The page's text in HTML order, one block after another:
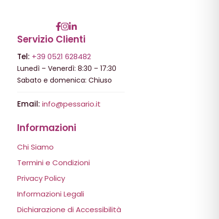
Servizio Clienti
Tel: +39 0521 628482
Lunedì – Venerdì: 8:30 – 17:30
Sabato e domenica: Chiuso
Email: info@pessario.it
Informazioni
Chi Siamo
Termini e Condizioni
Privacy Policy
Informazioni Legali
Dichiarazione di Accessibilità